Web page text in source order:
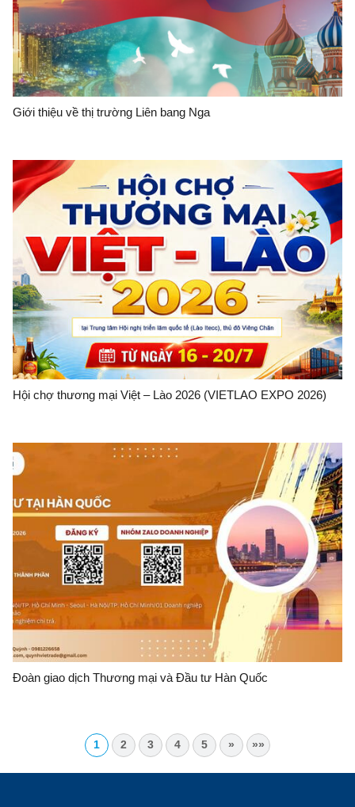
Giới thiệu về thị trường Liên bang Nga
Hội chợ thương mại Việt – Lào 2026 (VIETLAO EXPO 2026)
Đoàn giao dịch Thương mại và Đầu tư Hàn Quốc
1 2 3 4 5 » »»